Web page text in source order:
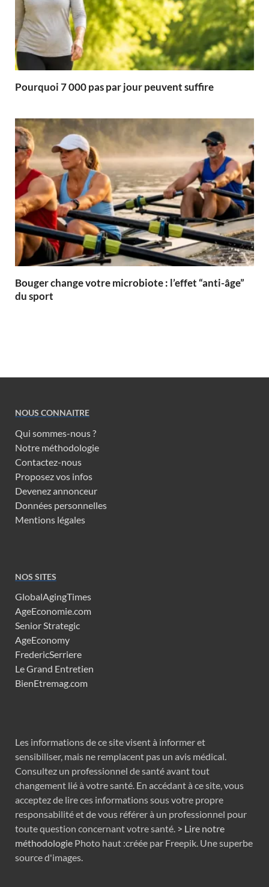
Pourquoi 7 000 pas par jour peuvent suffire
Bouger change votre microbiote : l’effet “anti-âge”
du sport
NOUS CONNAITRE
Qui sommes-nous ?
Notre méthodologie
Contactez-nous
Proposez vos infos
Devenez annonceur
Données personnelles
Mentions légales
NOS SITES
GlobalAgingTimes
AgeEconomie.com
Senior Strategic
AgeEconomy
FredericSerriere
Le Grand Entretien
BienEtremag.com
Les informations de ce site visent à informer et
sensibiliser, mais ne remplacent pas un avis médical.
Consultez un professionnel de santé avant tout
changement lié à votre santé. En accédant à ce site, vous
acceptez de lire ces informations sous votre propre
responsabilité et de vous référer à un professionnel pour
toute question concernant votre santé. > Lire notre
méthodologie Photo haut :créée par Freepik. Une superbe
source d'images.